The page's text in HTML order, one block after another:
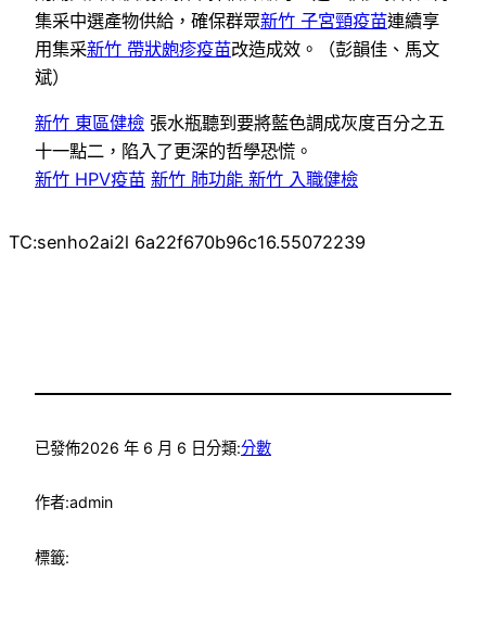
集采中選產物供給，確保群眾新竹 子宮頸疫苗連續享
用集采新竹 帶狀皰疹疫苗改造成效。（彭韻佳、馬文
斌）
新竹 東區健檢 張水瓶聽到要將藍色調成灰度百分之五
十一點二，陷入了更深的哲學恐慌。
新竹 HPV疫苗 新竹 肺功能 新竹 入職健檢
TC:senho2ai2l 6a22f670b96c16.55072239
已發佈2026 年 6 月 6 日分類:分數
作者:admin
標籤: